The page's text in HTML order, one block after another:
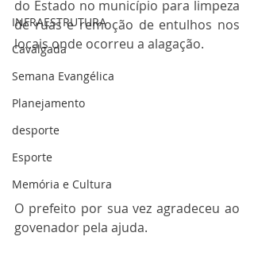
INFRAESTRUTURA
Cavalgada
Semana Evangélica
Planejamento
desporte
Esporte
Memória e Cultura
do Estado no município para limpeza
de ruas e remoção de entulhos nos
locais onde ocorreu a alagação.
O prefeito por sua vez agradeceu ao
govenador pela ajuda.